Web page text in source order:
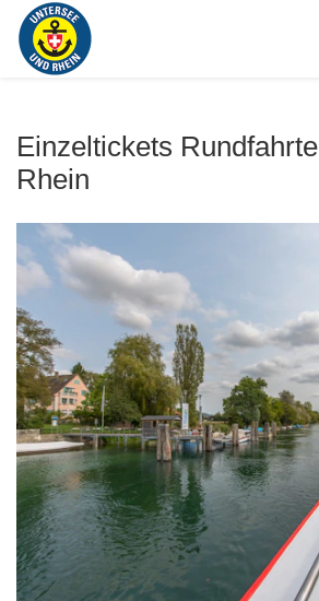
Einzeltickets
Rhein